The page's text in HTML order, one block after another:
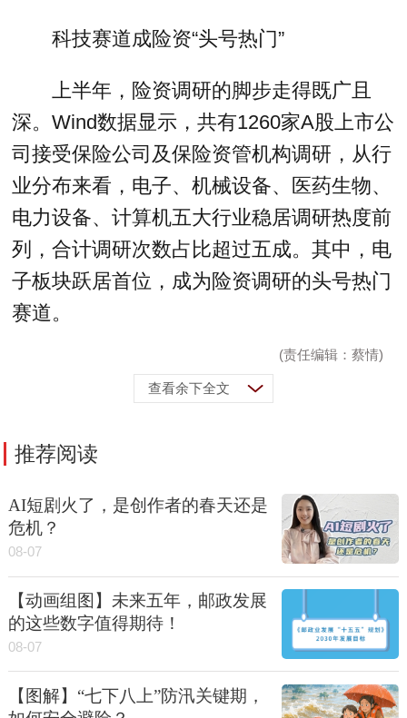
科技赛道成险资“头号热门”
上半年，险资调研的脚步走得既广且
深。Wind数据显示，共有1260家A股上市公
司接受保险公司及保险资管机构调研，从行
业分布来看，电子、机械设备、医药生物、
电力设备、计算机五大行业稳居调研热度前
列，合计调研次数占比超过五成。其中，电
子板块跃居首位，成为险资调研的头号热门
赛道。
(责任编辑：蔡情)
查看余下全文
推荐阅读
AI短剧火了，是创作者的春天还是
危机？
08-07
【动画组图】未来五年，邮政发展
的这些数字值得期待！
08-07
【图解】“七下八上”防汛关键期，